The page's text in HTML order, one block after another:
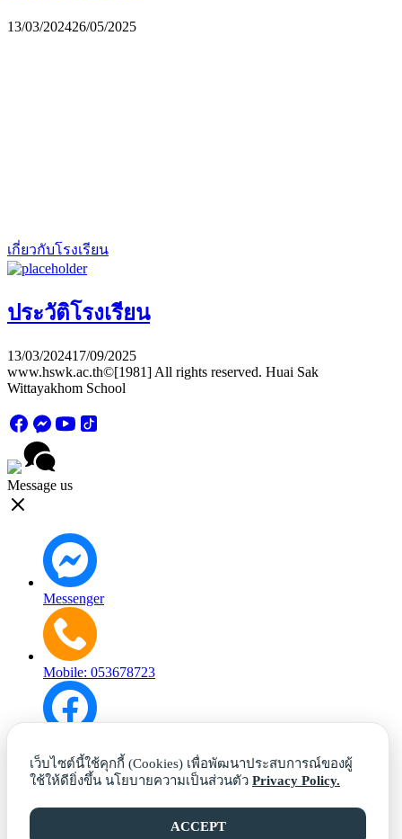
13/03/202426/05/2025
เกี่ยวกับโรงเรียน
ประวัติโรงเรียน
13/03/202417/09/2025
www.hswk.ac.th©[1981] All rights reserved. Huai Sak
Wittayakhom School
Message us
Messenger
Mobile: 053678723
เว็บไซต์นี้ใช้คุกกี้ (Cookies) เพื่อพัฒนาประสบการณ์ของผู้
ใช้ให้ดียิ่งขึ้น นโยบายความเป็นส่วนตัว Privacy Policy.
ACCEPT